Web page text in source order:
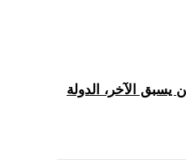
يسبق الآخر، الدولة